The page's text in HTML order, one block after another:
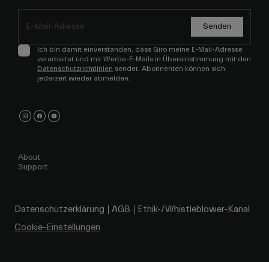
Senden
Ich bin damit einverstanden, dass Giro meine E-Mail-Adresse
verarbeitet und mir Werbe-E-Mails in Übereinstimmung mit den
Datenschutzrichtlinien sendet. Abonnenten können sich
jederzeit wieder abmelden.
About
Support
Datenschutzerklärung AGB
Ethik-/Whistleblower-Kanal
Cookie-Einstellungen